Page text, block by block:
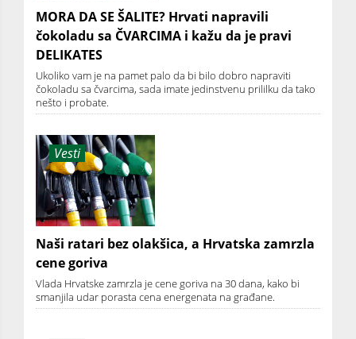
MORA DA SE ŠALITE? Hrvati napravili
čokoladu sa ČVARCIMA i kažu da je pravi
DELIKATES
Ukoliko vam je na pamet palo da bi bilo dobro napraviti
čokoladu sa čvarcima, sada imate jedinstvenu prililku da tako
nešto i probate.
Vesti
Naši ratari bez olakšica, a Hrvatska zamrzla
cene goriva
Vlada Hrvatske zamrzla je cene goriva na 30 dana, kako bi
smanjila udar porasta cena energenata na građane.